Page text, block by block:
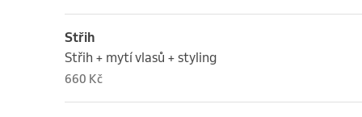
Střih
Střih + mytí vlasů + styling
660 Kč